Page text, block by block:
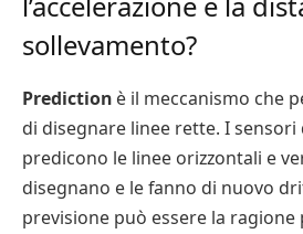
sollevamento?
Prediction è il meccanismo che
di disegnare linee rette. I sensori
predicono le linee orizzontali e
disegnano e le fanno di nuovo
previsione può essere la ragione